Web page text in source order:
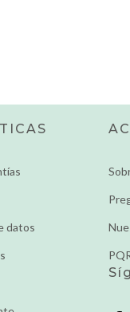
datos